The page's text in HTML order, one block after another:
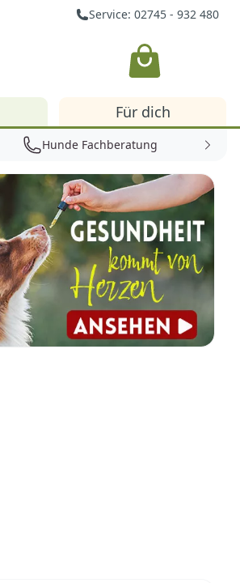
Service: 02745 - 932 480
Warenkorb
Für dich
Hunde Fachberatung